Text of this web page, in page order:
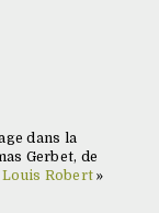
dans la
Gerbet, de
Louis Robert »